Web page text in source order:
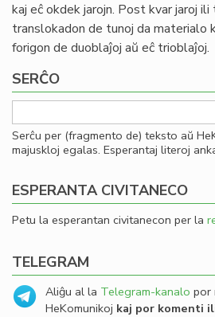
kaj eĉ okdek jarojn. Post kvar jaroj ili
translokadon de tunoj da materialo
forigon de duoblaĵoj aŭ eĉ trioblaĵoj.
SERĈO
Serĉu per (fragmento de) teksto aŭ
majuskloj egalas. Esperantaj literoj
ESPERANTA CIVITANECO
Petu la esperantan civitanecon per la
TELEGRAM
Aliĝu al la Telegram-kanalo por
HeKomunikoj kaj por komenti